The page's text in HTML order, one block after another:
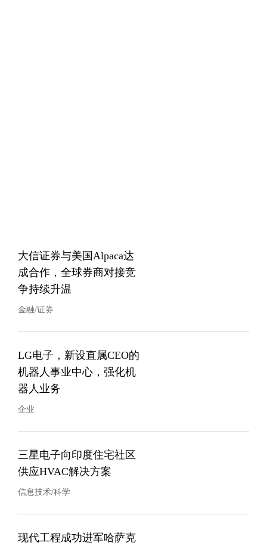
大信证券与美国Alpaca达
成合作，全球券商对接竞
争持续升温
金融/证券
LG电子，新设直属CEO的
机器人事业中心，强化机
器人业务
企业
三星电子向印度住宅社区
供应HVAC解决方案
信息技术/科学
现代工程成功进军哈萨克